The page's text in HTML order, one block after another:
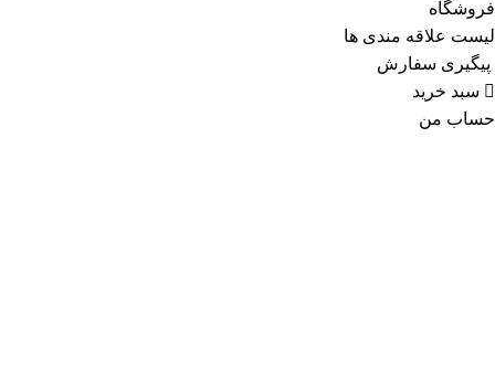
فروشگاه
لیست علاقه مندی ها
پیگیری سفارش
سبد خرید
حساب من